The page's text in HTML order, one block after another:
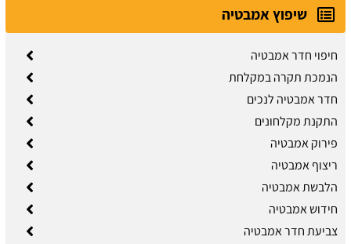
שיפוץ אמבטיה
חיפוי חדר אמבטיה
הנמכת תקרה במקלחת
חדר אמבטיה לנכים
התקנת מקלחונים
פירוק אמבטיה
ריצוף אמבטיה
הלבשת אמבטיה
חידוש אמבטיה
צביעת חדר אמבטיה